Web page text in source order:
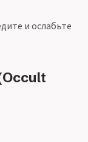
и ослабьте